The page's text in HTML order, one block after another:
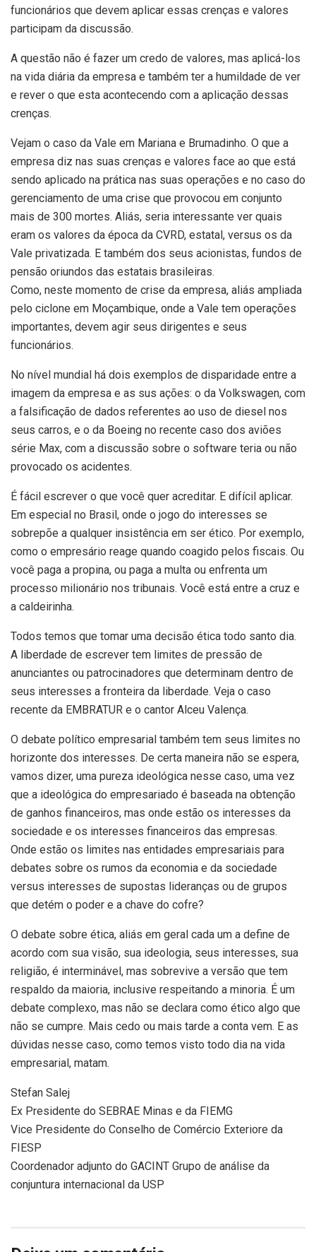
funcionários que devem aplicar essas crenças e valores
participam da discussão.
A questão não é fazer um credo de valores, mas aplicá-los
na vida diária da empresa e também ter a humildade de ver
e rever o que esta acontecendo com a aplicação dessas
crenças.
Vejam o caso da Vale em Mariana e Brumadinho. O que a
empresa diz nas suas crenças e valores face ao que está
sendo aplicado na prática nas suas operações e no caso do
gerenciamento de uma crise que provocou em conjunto
mais de 300 mortes. Aliás, seria interessante ver quais
eram os valores da época da CVRD, estatal, versus os da
Vale privatizada. E também dos seus acionistas, fundos de
pensão oriundos das estatais brasileiras.
Como, neste momento de crise da empresa, aliás ampliada
pelo ciclone em Moçambique, onde a Vale tem operações
importantes, devem agir seus dirigentes e seus
funcionários.
No nível mundial há dois exemplos de disparidade entre a
imagem da empresa e as sus ações: o da Volkswagen, com
a falsificação de dados referentes ao uso de diesel nos
seus carros, e o da Boeing no recente caso dos aviões
série Max, com a discussão sobre o software teria ou não
provocado os acidentes.
É fácil escrever o que você quer acreditar. E difícil aplicar.
Em especial no Brasil, onde o jogo do interesses se
sobrepõe a qualquer insistência em ser ético. Por exemplo,
como o empresário reage quando coagido pelos fiscais. Ou
você paga a propina, ou paga a multa ou enfrenta um
processo milionário nos tribunais. Você está entre a cruz e
a caldeirinha.
Todos temos que tomar uma decisão ética todo santo dia.
A liberdade de escrever tem limites de pressão de
anunciantes ou patrocinadores que determinam dentro de
seus interesses a fronteira da liberdade. Veja o caso
recente da EMBRATUR e o cantor Alceu Valença.
O debate político empresarial também tem seus limites no
horizonte dos interesses. De certa maneira não se espera,
vamos dizer, uma pureza ideológica nesse caso, uma vez
que a ideológica do empresariado é baseada na obtenção
de ganhos financeiros, mas onde estão os interesses da
sociedade e os interesses financeiros das empresas.
Onde estão os limites nas entidades empresariais para
debates sobre os rumos da economia e da sociedade
versus interesses de supostas lideranças ou de grupos
que detém o poder e a chave do cofre?
O debate sobre ética, aliás em geral cada um a define de
acordo com sua visão, sua ideologia, seus interesses, sua
religião, é interminável, mas sobrevive a versão que tem
respaldo da maioria, inclusive respeitando a minoria. É um
debate complexo, mas não se declara como ético algo que
não se cumpre. Mais cedo ou mais tarde a conta vem. E as
dúvidas nesse caso, como temos visto todo dia na vida
empresarial, matam.
Stefan Salej
Ex Presidente do SEBRAE Minas e da FIEMG
Vice Presidente do Conselho de Comércio Exteriore da
FIESP
Coordenador adjunto do GACINT Grupo de análise da
conjuntura internacional da USP